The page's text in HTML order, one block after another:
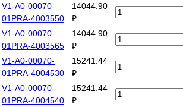
V1-A0-00070-
01PRA-4003550
14044.90
₽
V1-A0-00070-
01PRA-4003565
14044.90
₽
V1-A0-00070-
01PRA-4004530
15241.44
₽
V1-A0-00070-
01PRA-4004540
15241.44
₽